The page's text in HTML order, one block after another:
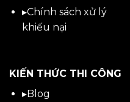
▸Chính sách xử lý
khiếu nại
KIẾN THỨC THI CÔNG
▸Blog